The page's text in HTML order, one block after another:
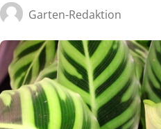
Garten-Redaktion